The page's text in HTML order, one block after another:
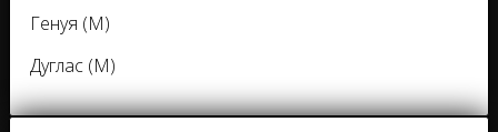
Генуя (M)
Дуглас (M)